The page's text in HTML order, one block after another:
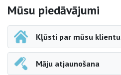
Sāna navigācija
Mūsu piedāvājumi
Kļūsti par mūsu klientu
Māju atjaunošana